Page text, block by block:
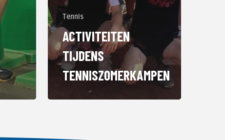
Tennis
ACTIVITEITEN
TIJDENS
TENNISZOMERKAMPEN